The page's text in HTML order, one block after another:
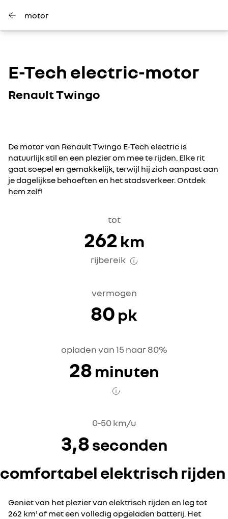
motor
E-Tech electric-motor
Renault Twingo
De motor van Renault Twingo E-Tech electric is
natuurlijk stil en een plezier om mee te rijden. Elke rit
gaat soepel en gemakkelijk, terwijl hij zich aanpast aan
je dagelijkse behoeften en het stadsverkeer. Ontdek
hem zelf!
tot
262 km
rijbereik
vermogen
80 pk
opladen van 15 naar 80%
28 minuten
0-50 km/u
3,8seconden
comfortabel elektrisch rijden
Geniet van het plezier van elektrisch rijden en leg tot
262 km1 af met een volledig opgeladen batterij. Het